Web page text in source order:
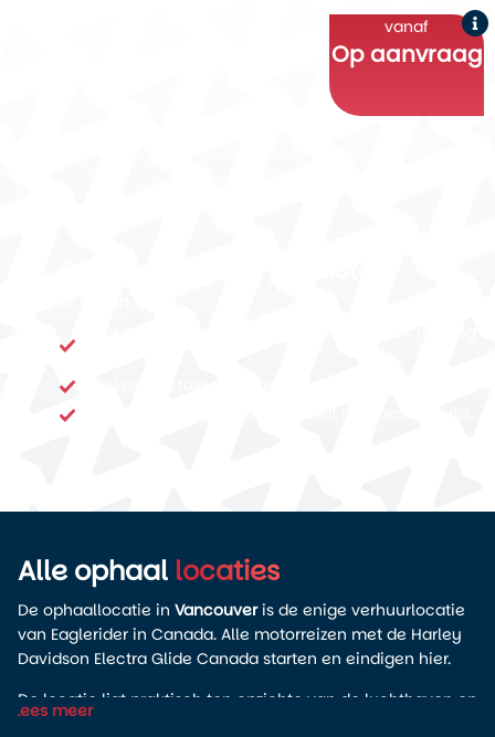
vanaf
Op aanvraag
Alle ophaal locaties
De ophaallocatie in Vancouveris de enige verhuurlocatie
van Eaglerider in Canada. Alle motorreizen met de Harley
Davidson Electra Glide Canada starten en eindigen hier.
De locatie ligt praktisch ten opzichte van de luchthaven en
veel hotels. Je haalt hier je motor op, krijgt een korte uitleg
Lees meer